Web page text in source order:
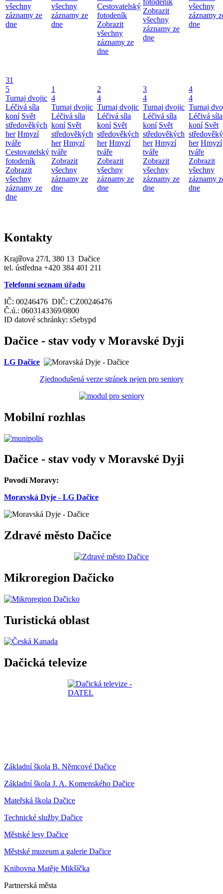
všechny
záznamy ze
dne
všechny
záznamy ze
dne
Cestovatelský
fotodeník
Zobrazit
všechny
záznamy ze
dne
fotodeník
Zobrazit
všechny
záznamy ze
dne
všechny
záznamy
dne
31
5
Turnaj dvojic
Léčivá síla
koní Svět
středověkých
her Hmyzí
tváře
Cestovatelský
fotodeník
Zobrazit
všechny
záznamy ze
dne
1
4
Turnaj dvojic
Léčivá síla
koní Svět
středověkých
her Hmyzí
tváře
Zobrazit
všechny
záznamy ze
dne
2
4
Turnaj dvojic
Léčivá síla
koní Svět
středověkých
her Hmyzí
tváře
Zobrazit
všechny
záznamy ze
dne
3
4
Turnaj dvojic
Léčivá síla
koní Svět
středověkých
her Hmyzí
tváře
Zobrazit
všechny
záznamy ze
dne
4
4
Turnaj
Léčivá síla
koní Svět
her Hmyzí
tváře
Zobrazit
všechny
záznamy
dne
Kontakty
Krajířova 27/I, 380 13 Dačice
tel. ústředna +420 384 401 211
Telefonní seznam úřadu
IČ: 00246476 DIČ: CZ00246476
Č.ú.: 0603143369/0800
ID datové schránky: s5ebypd
Dačice - stav vody v Moravské Dyji
LG Dačice
Zjednodušená verze stránek nejen pro seniory
Mobilní rozhlas
Dačice - stav vody v Moravské Dyji
Povodí Moravy:
Moravská Dyje - LG Dačice
Zdravé město Dačice
Mikroregion Dačicko
Turistická oblast
Dačická televize
Základní škola B. Němcové Dačice
Základní škola J. A. Komenského Dačice
Mateřská škola Dačice
Technické služby Dačice
Městské lesy Dačice
Městské muzeum a galerie Dačice
Knihovna Matěje Mikšíčka
Partnerská města